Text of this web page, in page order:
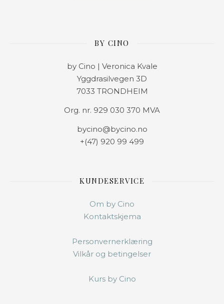
BY CINO
by Cino | Veronica Kvale
Yggdrasilvegen 3D
7033 TRONDHEIM
Org. nr. 929 030 370 MVA
bycino@bycino.no
+(47) 920 99 499
KUNDESERVICE
Om by Cino
Kontaktskjema
Personvernerklæring
Vilkår og betingelser
Kurs by Cino